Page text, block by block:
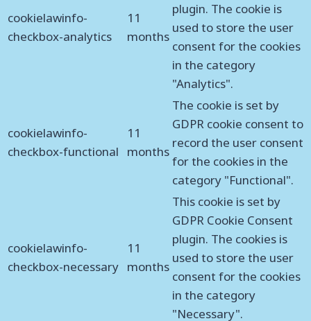
cookielawinfo-
checkbox-analytics
11
months
plugin. The cookie is
used to store the user
consent for the cookies
in the category
"Analytics".
cookielawinfo-
checkbox-functional
11
months
The cookie is set by
GDPR cookie consent to
record the user consent
for the cookies in the
category "Functional".
cookielawinfo-
checkbox-necessary
11
months
This cookie is set by
GDPR Cookie Consent
plugin. The cookies is
used to store the user
consent for the cookies
in the category
"Necessary".